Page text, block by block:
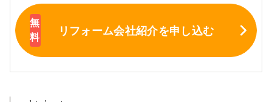
リフォーム会社紹介を申し込む